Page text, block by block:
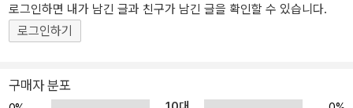
전 동요 '험프티 덤프티가 담 위에 앉아 있었네' ‘험프티 덤프티’는 영
국에서 불리기 시작해 전 세계로 널리 알려진 구전 동요 〈험프티 덤프
하는 둥근 달걀이지요. 보통은 성격이 고약한 악당이거나 거만하고
로그인하면 내가 남긴 글과 친구가 남긴 글을 확인할 수 있습니다.
로그인하기
구매자 분포